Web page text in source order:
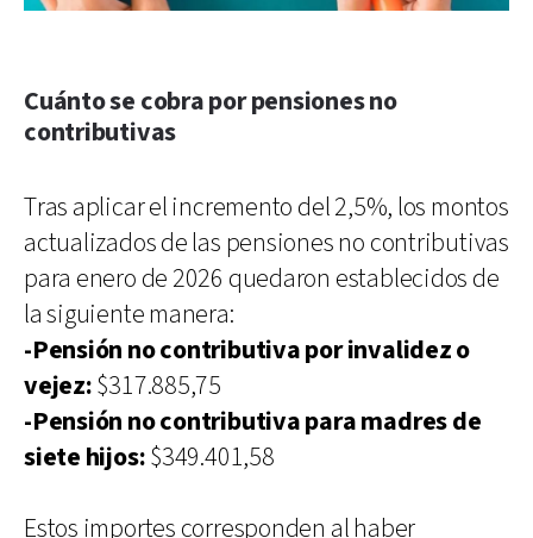
Cuánto se cobra por pensiones no
contributivas
Tras aplicar el incremento del 2,5%, los montos
actualizados de las pensiones no contributivas
para enero de 2026 quedaron establecidos de
la siguiente manera:
-Pensión no contributiva por invalidez o
vejez:$317.885,75
-Pensión no contributiva para madres de
siete hijos:$349.401,58
Estos importes corresponden al haber